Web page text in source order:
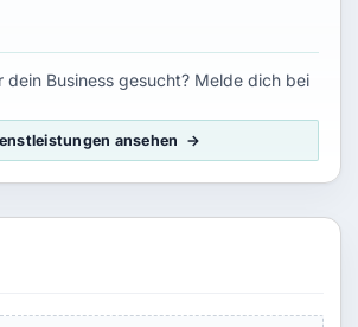
dein Business gesucht? Melde dich bei
ansehen